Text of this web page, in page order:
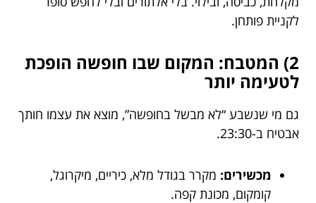
לקניית פותחן.
2) המטבח: המקום שבו חופשה הופכת
לטעימה יותר
גם מי שנשבע “לא מבשל בחופשה”, מוצא את עצמו חותך
אבטיח ב-23:30.
מכשירים: מקרר בגודל מלא, כיריים, מיקרוגל,
קומקום, מכונת קפה.